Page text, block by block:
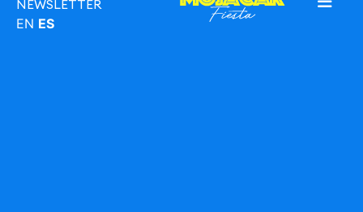
NEWSLETTER
EN ES